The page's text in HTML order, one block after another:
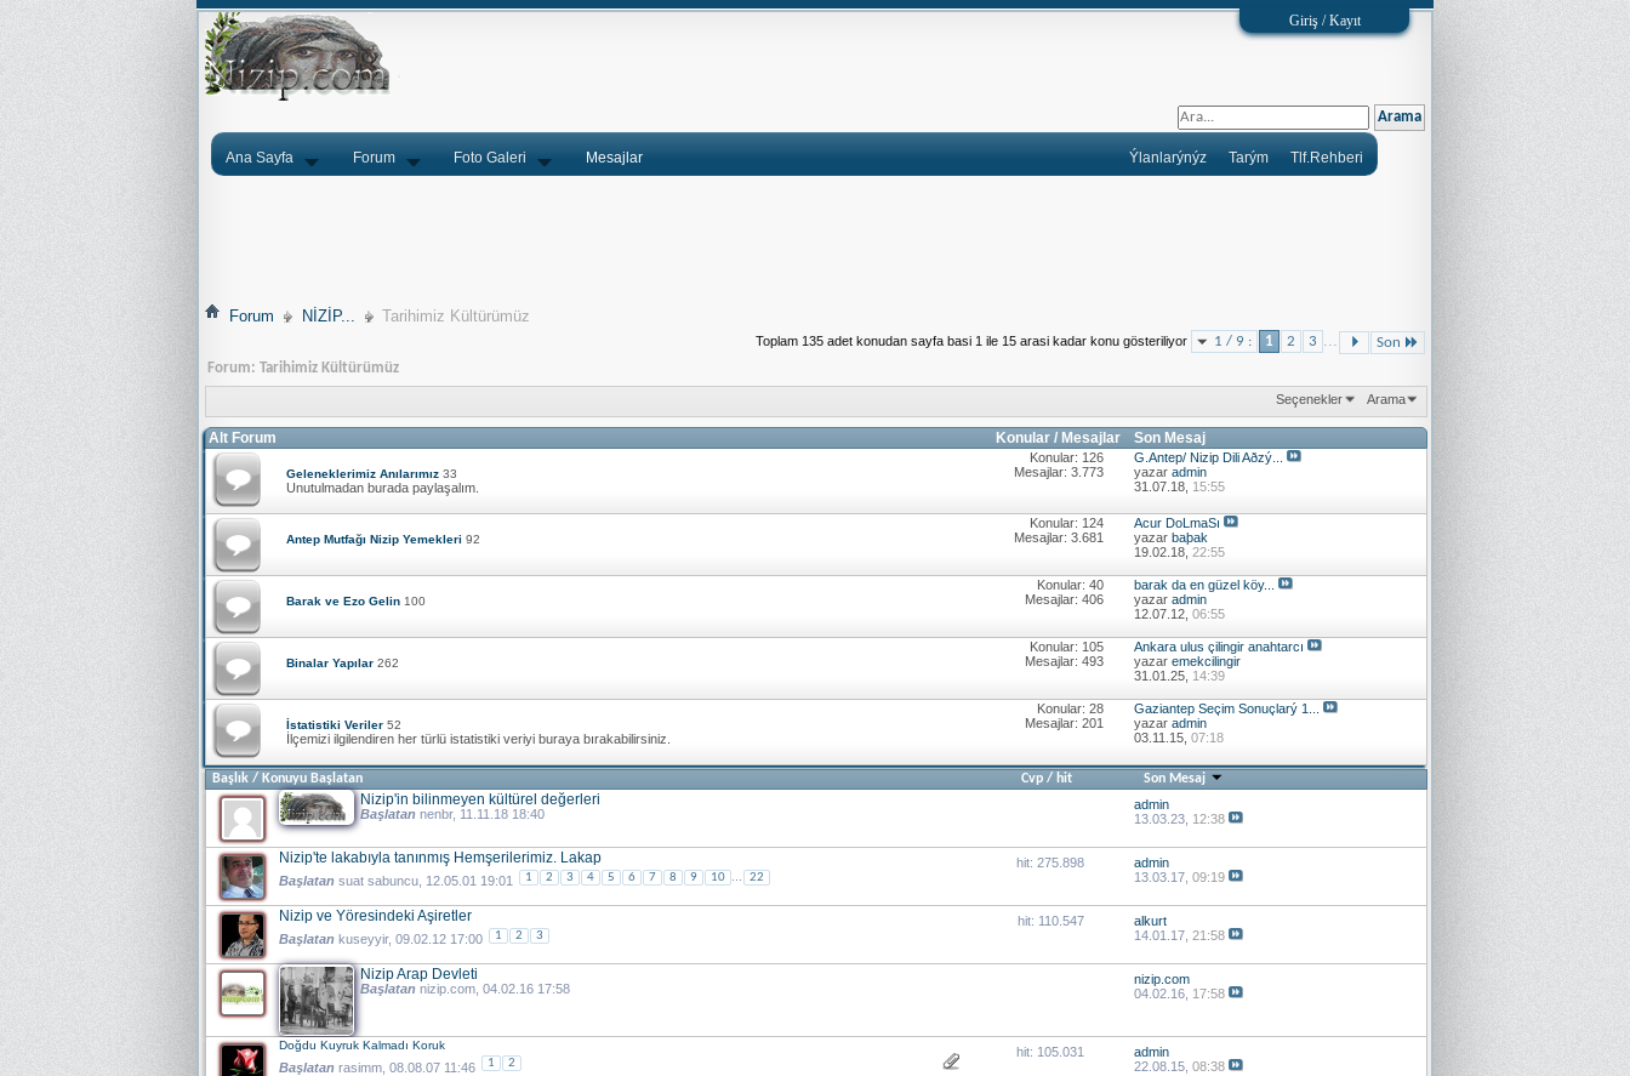
Giriş / Kayıt
Ana Sayfa Forum Foto Galeri Mesajlar Tlf.Rehberi
Tarým
Ýlanlarýnýz
Forum NİZİP... Tarihimiz Kültürümüz
1 / 9 : 1 2 3 ... Son
Toplam 135 adet konudan sayfa basi 1 ile 15 arasi kadar konu gösteriliyor
Forum: Tarihimiz Kültürümüz
Seçenekler Arama
Alt Forum Konular / Mesajlar Son Mesaj
Geleneklerimiz Anılarımız 33
Unutulmadan burada paylaşalım.
Konular: 126
Mesajlar: 3.773
G.Antep/ Nizip Dili Aðzý...
yazar admin
31.07.18, 15:55
Antep Mutfağı Nizip Yemekleri 92
Konular: 124
Mesajlar: 3.681
Acur DoLmaSı
yazar baþak
19.02.18, 22:55
Barak ve Ezo Gelin 100
Konular: 40
Mesajlar: 406
barak da en güzel köy...
yazar admin
12.07.12, 06:55
Binalar Yapılar 262
Konular: 105
Mesajlar: 493
Ankara ulus çilingir anahtarcı
yazar emekcilingir
31.01.25, 14:39
İstatistiki Veriler 52
İlçemizi ilgilendiren her türlü istatistiki veriyi buraya bırakabilirsiniz.
Konular: 28
Mesajlar: 201
Gaziantep Seçim Sonuçlarý 1...
yazar admin
03.11.15, 07:18
Başlık / Konuyu Başlatan Cvp / hit Son Mesaj
Nizip'in bilinmeyen kültürel değerleri
Başlatan nenbr, 11.11.18 18:40
admin
13.03.23, 12:38
Nizip'te lakabıyla tanınmış Hemşerilerimiz. Lakap
Başlatan suat sabuncu , 12.05.01 19:01 1 2 3 4 5 6 7 8 9 10 22
hit: 275.898
admin
13.03.17, 09:19
Nizip ve Yöresindeki Aşiretler
Başlatan kuseyyir, 09.02.12 17:00 1 2 3
hit: 110.547
alkurt
14.01.17, 21:58
Nizip Arap Devleti
Başlatan nizip.com, 04.02.16 17:58
nizip.com
04.02.16, 17:58
Doğdu Kuyruk Kalmadı Koruk
Başlatan rasimm , 08.08.07 11:46 1 2
hit: 105.031
admin
22.08.15, 08:38